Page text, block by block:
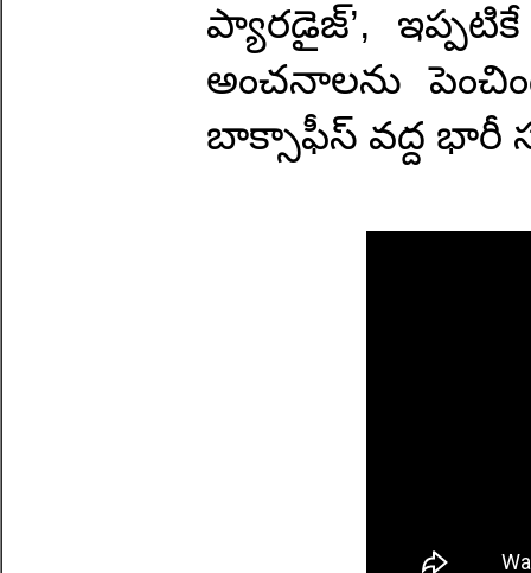
ప్యారడైజ్’, ఇప్పటికే
అంచనాలను
బాక్సాఫీస్ వద్ద భారీ